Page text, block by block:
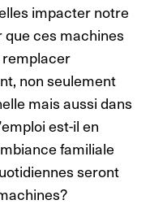
impacter notre
que ces machines
non seulement
mais aussi dans
est-il en
familiale
seront